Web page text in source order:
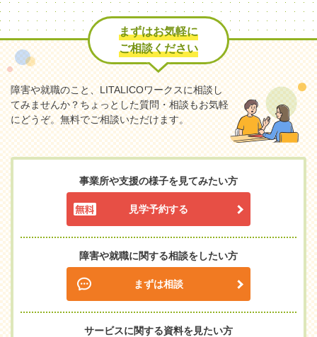
まずはお気軽に
ご相談ください
障害や就職のこと、LITALICOワークスに相談し
てみませんか？ちょっとした質問・相談もお気軽
にどうぞ。無料でご相談いただけます。
事業所や支援の様子を見てみたい方
見学予約する
障害や就職に関する相談をしたい方
まずは相談
サービスに関する資料を見たい方